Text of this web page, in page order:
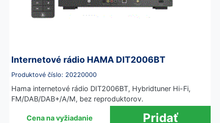
Internetové rádio HAMA DIT2006BT
Produktové číslo: 20220000
Hama internetové rádio DIT2006BT, Hybridtuner Hi-Fi,
FM/DAB/DAB+/A/M, bez reproduktorov.
Cena na vyžiadanie